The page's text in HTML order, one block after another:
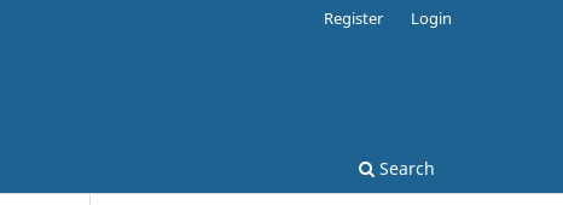
Search
Register Login